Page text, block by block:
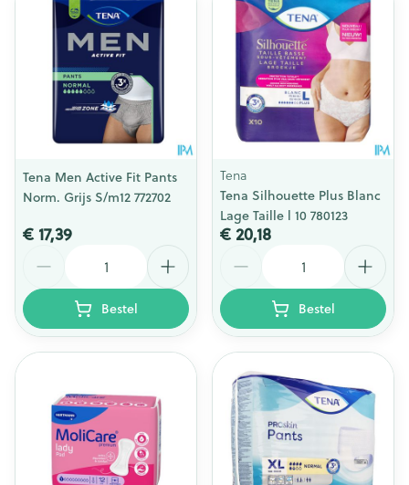
Tena Men Active Fit Pants
Norm. Grijs S/m12 772702
€ 17,39
Bestel
Tena
Tena Silhouette Plus Blanc
Lage Taille l 10 780123
€ 20,18
Bestel